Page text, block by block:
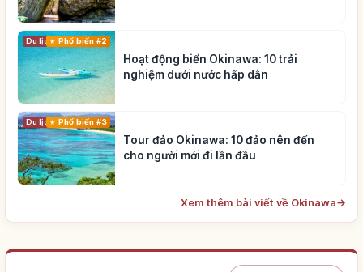
Du lịch Phổ biến #2
Hoạt động biển Okinawa: 10 trải
nghiệm dưới nước hấp dẫn
Du lịch Phổ biến #3
Tour đảo Okinawa: 10 đảo nên đến
cho người mới đi lần đầu
Xem thêm bài viết về Okinawa→